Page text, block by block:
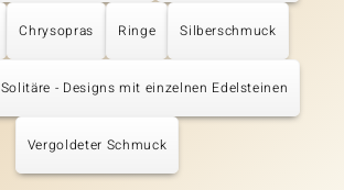
Chrysopras Ringe Silberschmuck
Solitäre - Designs mit einzelnen Edelsteinen
Vergoldeter Schmuck